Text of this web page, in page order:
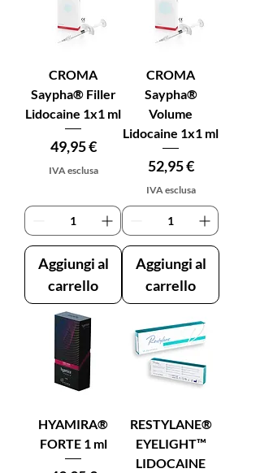
CROMA
Saypha® Filler
Lidocaine 1x1 ml
Prezzo
49,95 €
IVA esclusa
Aggiungi al
carrello
CROMA
Saypha®
Volume
Lidocaine 1x1 ml
Prezzo
52,95 €
IVA esclusa
Aggiungi al
carrello
HYAMIRA®
FORTE 1 ml
RESTYLANE®
EYELIGHT™
LIDOCAINE